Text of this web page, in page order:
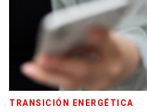
TRANSICIÓN ENERGÉTICA